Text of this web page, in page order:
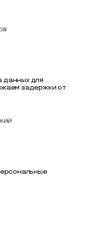
данных для
задержки от